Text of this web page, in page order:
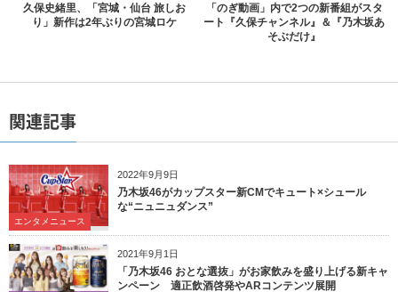
久保史緒里、「宮城・仙台 旅しお
り」新作は2年ぶりの宮城ロケ
「のぎ動画」内で2つの新番組がスタ
ート『久保チャンネル』＆『乃木坂あ
そぶだけ』
関連記事
2022年9月9日
エンタメニュース
乃木坂46がカップスター新CMでキュート×シュール
な“ニュニュダンス”
2021年9月1日
「乃木坂46 おとな選抜」がお家飲みを盛り上げる新キャ
ンペーン 適正飲酒啓発やARコンテンツ展開